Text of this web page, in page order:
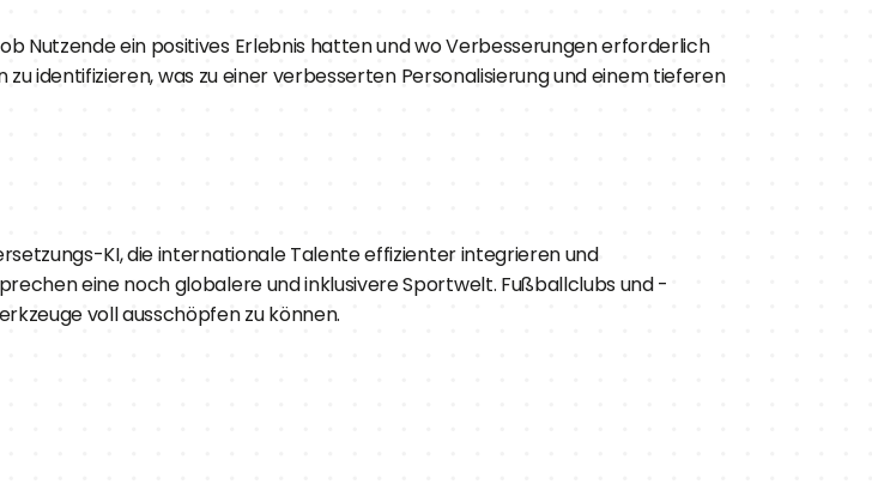
Nutzende ein positives Erlebnis hatten und wo Verbesserungen erforderlich
identifizieren, was zu einer verbesserten Personalisierung und einem tieferen
KI, die internationale Talente effizienter integrieren und
eine noch globalere und inklusivere Sportwelt. Fußballclubs und -
voll ausschöpfen zu können.